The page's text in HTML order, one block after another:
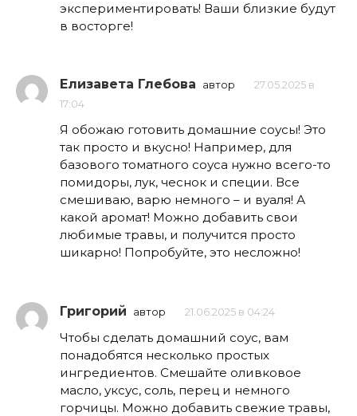
экспериментировать! Ваши близкие будут
в восторге!
Елизавета Глебова автор
27.05.2025 в
17:04
Я обожаю готовить домашние соусы! Это
так просто и вкусно! Например, для
базового томатного соуса нужно всего-то
помидоры, лук, чеснок и специи. Все
смешиваю, варю немного – и вуаля! А
какой аромат! Можно добавить свои
любимые травы, и получится просто
шикарно! Попробуйте, это несложно!
Григорий автор 21.06.2025 в 04:24
Чтобы сделать домашний соус, вам
понадобятся несколько простых
ингредиентов. Смешайте оливковое
масло, уксус, соль, перец и немного
горчицы. Можно добавить свежие травы,